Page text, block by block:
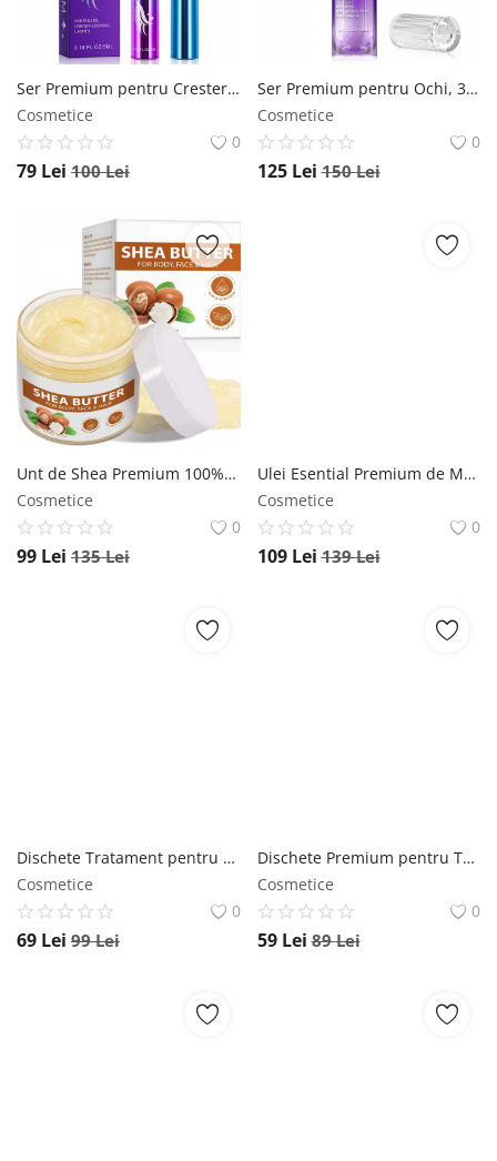
Ser Premium pentru Cresterea Genelor, Regenerarea, Indesirea si Volumul Genelor NOVA KISS , 5 ml NOVA KISS
Cosmetice
0
79 Lei 100Lei
Ser Premium pentru Ochi, 360 Roller cu 8% Retinol, 8% Cafeina, Peptide, Niacinamide si Acid Hialuronic, Efect Anti-Rid, Anti Cearcane NOVA KISS , 15 ml NOVA KISS
Cosmetice
0
125 Lei 150Lei
Unt de Shea Premium 100% Pur si Natural, Raw si Nerafinat, pentru Fata, Corp sau Par, 220 g NOVA KISS
Cosmetice
0
99 Lei 135Lei
Ulei Esential Premium de Monarda 100% Natural cu Proprietati Antibacteriene pentru Cresterea Parului si Ingrijriea Tenului, Aliver 60 ml ALIVER
Cosmetice
0
109 Lei 139Lei
Dischete Tratament pentru pete pigmentare NOVA KISS cu Turmeric si Acid kojic, Efect de uniformizare si luminozitate, 60 bucati NOVA KISS
Cosmetice
0
69 Lei 99Lei
Dischete Premium pentru Ten NOVA KISS cu Acid Glicolic, Acid Salicilic Hialuronic, Vitamine B3, B5, C, E, Alantoina Galbenele, 40 bucati NOVA KISS
Cosmetice
0
59 Lei 89Lei